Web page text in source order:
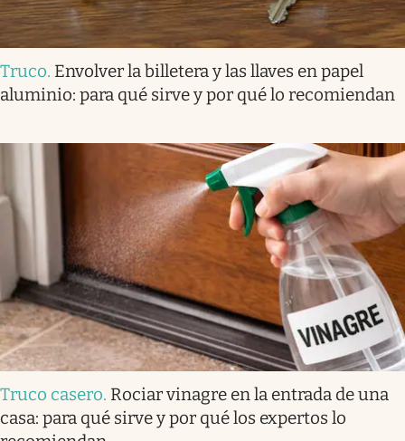
Truco. Envolver la billetera y las llaves en papel
aluminio: para qué sirve y por qué lo recomiendan
Truco casero. Rociar vinagre en la entrada de una
casa: para qué sirve y por qué los expertos lo